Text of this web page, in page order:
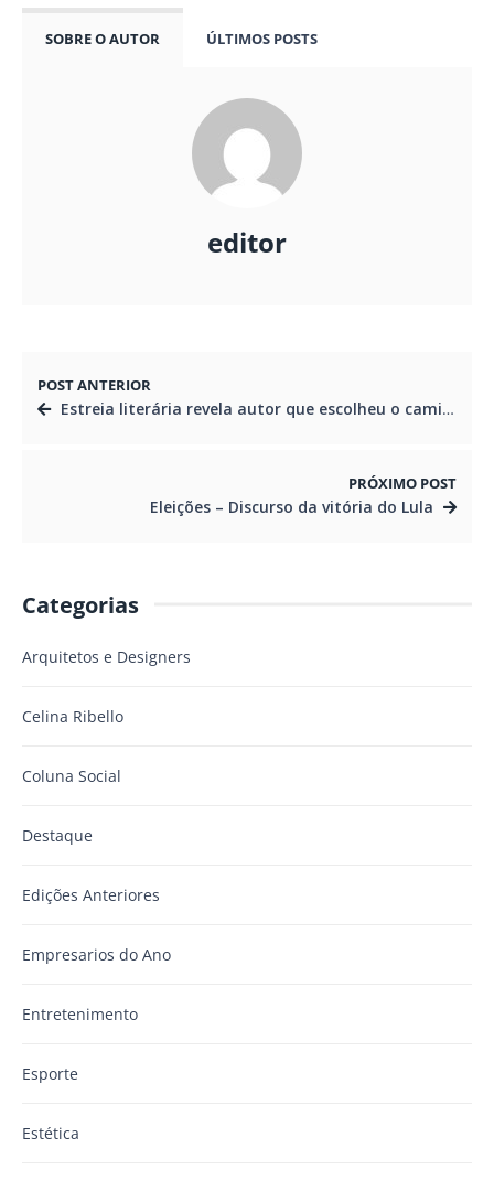
SOBRE O AUTOR ÚLTIMOS POSTS
editor
POST ANTERIOR
Estreia literária revela autor que escolheu o caminho da coragem e do otimismo
PRÓXIMO POST
Eleições – Discurso da vitória do Lula
Categorias
Arquitetos e Designers
Celina Ribello
Coluna Social
Destaque
Edições Anteriores
Empresarios do Ano
Entretenimento
Esporte
Estética